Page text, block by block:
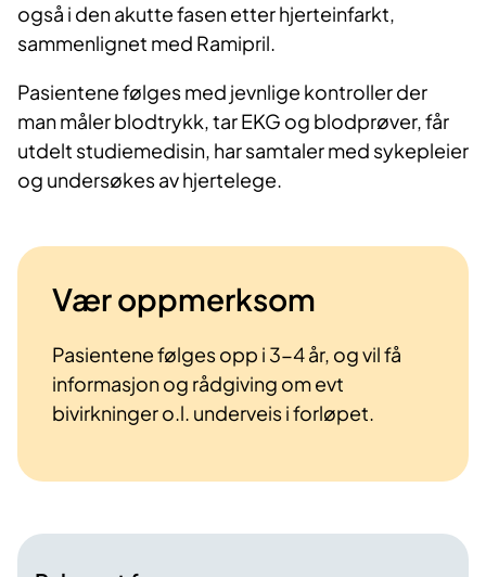
også i den akutte fasen etter hjerteinfarkt,
sammenlignet med Ramipril.
Pasientene følges med jevnlige kontroller der
man måler blodtrykk, tar EKG og blodprøver, får
utdelt studiemedisin, har samtaler med sykepleier
og undersøkes av hjertelege.
Vær oppmerksom
Pasientene følges opp i 3-4 år, og vil få
informasjon og rådgiving om evt
bivirkninger o.l. underveis i forløpet.